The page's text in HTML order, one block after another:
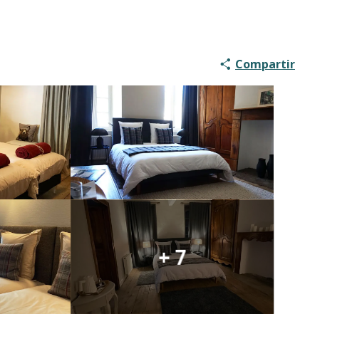
Compartir
+ 7